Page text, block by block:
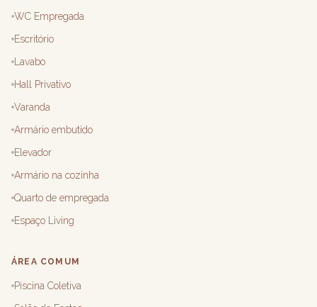
WC Empregada
Escritório
Lavabo
Hall Privativo
Varanda
Armário embutido
Elevador
Armário na cozinha
Quarto de empregada
Espaço Living
ÁREA COMUM
Piscina Coletiva